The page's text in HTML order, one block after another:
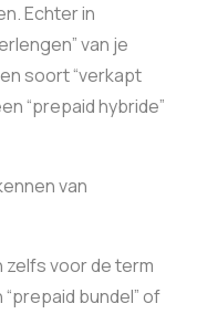
Echter in
van je
soort “verkapt
“prepaid hybride”
van
zelfs voor de term
bundel” of